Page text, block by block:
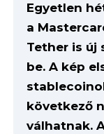
Egyetlen
a
Tether is
be. A kép
következő
válhatnak.